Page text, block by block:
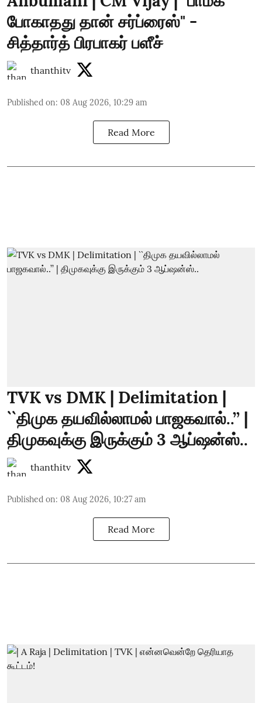
போகாதது தான் சர்ப்ரைஸ்" -
சித்தார்த் பிரபாகர் பளீச்
thanthitv
Published on: 08 Aug 2026, 10:29 am
Read More
TVK vs DMK | Delimitation |
``திமுக தயவில்லாமல் பாஜகவால்..’’ |
திமுகவுக்கு இருக்கும் 3 ஆப்ஷன்ஸ்..
thanthitv
Published on: 08 Aug 2026, 10:27 am
Read More